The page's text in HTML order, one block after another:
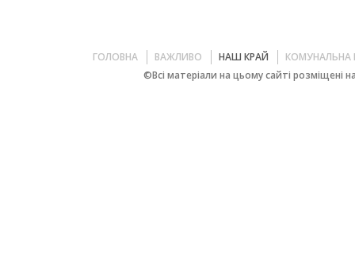
ГОЛОВНА ВАЖЛИВО НАШ КРАЙ
КОМУНАЛЬНА
©Всі матеріали на цьому сайті розміщені